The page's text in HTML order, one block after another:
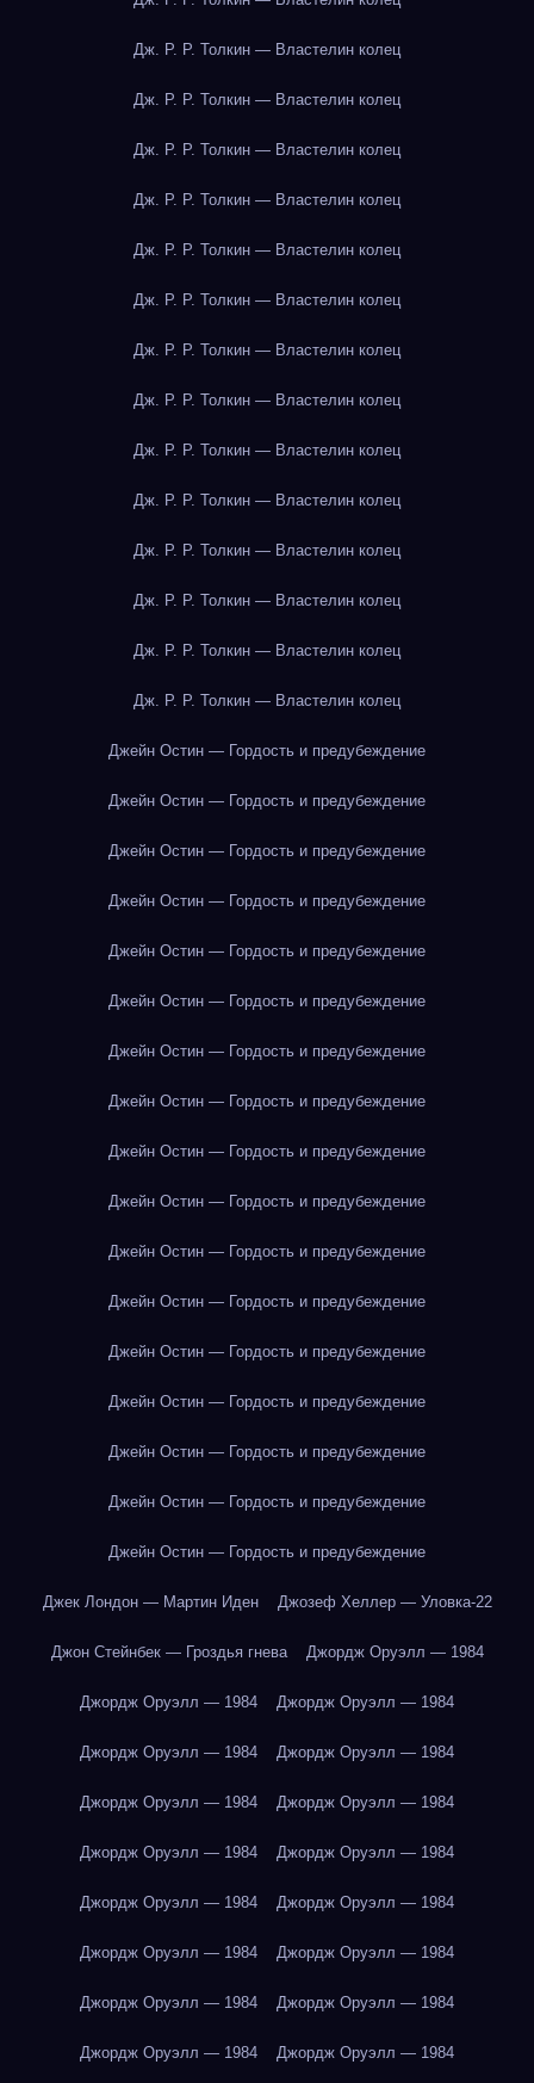
Дж. Р. Р. Толкин — Властелин колец
Дж. Р. Р. Толкин — Властелин колец
Дж. Р. Р. Толкин — Властелин колец
Дж. Р. Р. Толкин — Властелин колец
Дж. Р. Р. Толкин — Властелин колец
Дж. Р. Р. Толкин — Властелин колец
Дж. Р. Р. Толкин — Властелин колец
Дж. Р. Р. Толкин — Властелин колец
Дж. Р. Р. Толкин — Властелин колец
Дж. Р. Р. Толкин — Властелин колец
Дж. Р. Р. Толкин — Властелин колец
Дж. Р. Р. Толкин — Властелин колец
Дж. Р. Р. Толкин — Властелин колец
Дж. Р. Р. Толкин — Властелин колец
Джейн Остин — Гордость и предубеждение
Джейн Остин — Гордость и предубеждение
Джейн Остин — Гордость и предубеждение
Джейн Остин — Гордость и предубеждение
Джейн Остин — Гордость и предубеждение
Джейн Остин — Гордость и предубеждение
Джейн Остин — Гордость и предубеждение
Джейн Остин — Гордость и предубеждение
Джейн Остин — Гордость и предубеждение
Джейн Остин — Гордость и предубеждение
Джейн Остин — Гордость и предубеждение
Джейн Остин — Гордость и предубеждение
Джейн Остин — Гордость и предубеждение
Джейн Остин — Гордость и предубеждение
Джейн Остин — Гордость и предубеждение
Джейн Остин — Гордость и предубеждение
Джейн Остин — Гордость и предубеждение
Джек Лондон — Мартин Иден Джозеф Хеллер — Уловка-22
Джон Стейнбек — Гроздья гнева Джордж Оруэлл — 1984
Джордж Оруэлл — 1984 Джордж Оруэлл — 1984
Джордж Оруэлл — 1984 Джордж Оруэлл — 1984
Джордж Оруэлл — 1984 Джордж Оруэлл — 1984
Джордж Оруэлл — 1984 Джордж Оруэлл — 1984
Джордж Оруэлл — 1984 Джордж Оруэлл — 1984
Джордж Оруэлл — 1984 Джордж Оруэлл — 1984
Джордж Оруэлл — 1984 Джордж Оруэлл — 1984
Джордж Оруэлл — 1984 Джордж Оруэлл — 1984